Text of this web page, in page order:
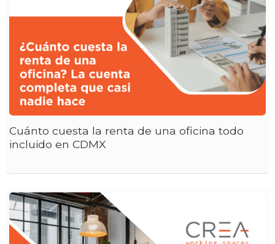
Cuánto cuesta la renta de una oficina todo
incluido en CDMX